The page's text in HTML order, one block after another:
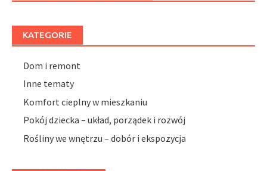
KATEGORIE
Dom i remont
Inne tematy
Komfort cieplny w mieszkaniu
Pokój dziecka – układ, porządek i rozwój
Rośliny we wnętrzu – dobór i ekspozycja